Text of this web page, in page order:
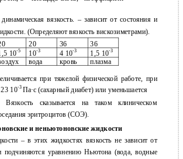
вязкость. – зависит от состояния и
(Определяют вязкость вискозиметрами).
20 36
36
10-5 10-3 4 10-3 1,5 10-3
вода кровь плазма
при тяжелой физической работе, при
23 10-3 Па·с (сахарный диабет) или уменьшается
Вязкость сказывается на таком клиническом
эритроцитов (СОЭ).
и неньютоновские жидкости
– в этих жидкостях вязкость не зависит от
подчиняются уравнению Ньютона (вода, водные